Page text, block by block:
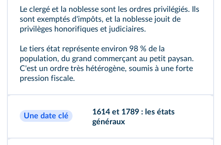
Le clergé et la noblesse sont les ordres privilégiés. Ils
sont exemptés d'impôts, et la noblesse jouit de
privilèges honorifiques et judiciaires.
Le tiers état représente environ 98 % de la
population, du grand commerçant au petit paysan.
C'est un ordre très hétérogène, soumis à une forte
pression fiscale.
Une date clé
1614 et 1789 : les états
généraux